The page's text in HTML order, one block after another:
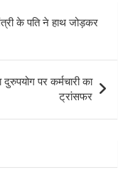
के पति ने हाथ जोड़कर
पर कर्मचारी का
ट्रांसफर